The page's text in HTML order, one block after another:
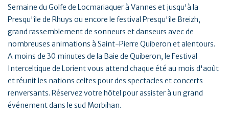
Semaine du Golfe de Locmariaquer à Vannes et jusqu'à la
Presqu'île de Rhuys ou encore le festival Presqu'île Breizh,
grand rassemblement de sonneurs et danseurs avec de
nombreuses animations à Saint-Pierre Quiberon et alentours.
A moins de 30 minutes de la Baie de Quiberon, le Festival
Interceltique de Lorient vous attend chaque été au mois d'août
et réunit les nations celtes pour des spectacles et concerts
renversants. Réservez votre hôtel pour assister à un grand
événement dans le sud Morbihan.